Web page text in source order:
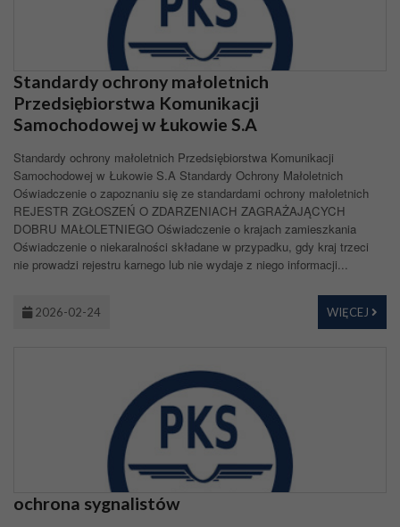
Standardy ochrony małoletnich
Przedsiębiorstwa Komunikacji
Samochodowej w Łukowie S.A
Standardy ochrony małoletnich Przedsiębiorstwa Komunikacji
Samochodowej w Łukowie S.A Standardy Ochrony Małoletnich
Oświadczenie o zapoznaniu się ze standardami ochrony małoletnich
REJESTR ZGŁOSZEŃ O ZDARZENIACH ZAGRAŻAJĄCYCH
DOBRU MAŁOLETNIEGO Oświadczenie o krajach zamieszkania
Oświadczenie o niekaralności składane w przypadku, gdy kraj trzeci
nie prowadzi rejestru karnego lub nie wydaje z niego informacji...
2026-02-24 WIĘCEJ
ochrona sygnalistów